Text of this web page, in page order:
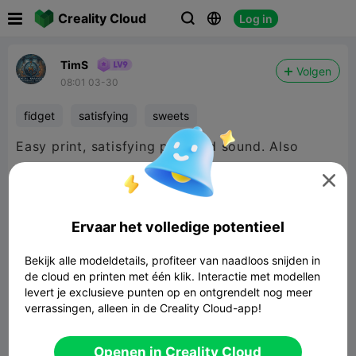
Creality Cloud   Log in
TimS
08:01 03-30
Volgen
fidget satisfying sweets
Easy print, satisfying play and sound. Also
provided file for 2 colours without cfs.
00:11


Ervaar het volledige potentieel
Bekijk alle modeldetails, profiteer van naadloos snijden in
de cloud en printen met één klik. Interactie met modellen
levert je exclusieve punten op en ontgrendelt nog meer
verrassingen, alleen in de Creality Cloud-app!
Openen in Creality Cloud